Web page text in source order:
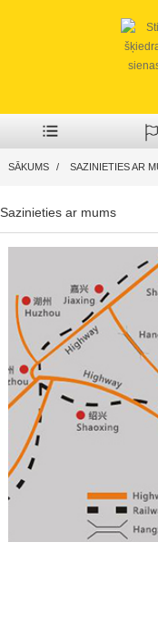
SĀKUMS SAZINIETIES AR
Sazinieties ar mums